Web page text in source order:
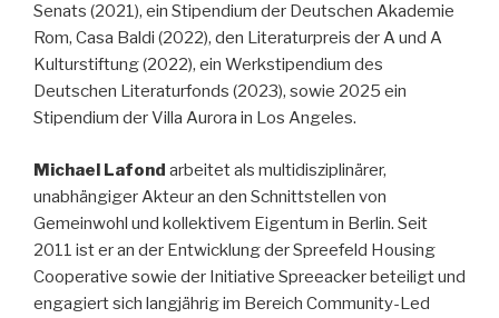
Senats (2021), ein Stipendium der Deutschen Akademie
Rom, Casa Baldi (2022), den Literaturpreis der A und A
Kulturstiftung (2022), ein Werkstipendium des
Deutschen Lit­­eraturfonds (2023), sowie 2025 ein
Stipendium der Villa Aurora in Los Angeles.
Michael Lafond arbeitet als multidisziplinärer,
unabhängiger Akteur an den Schnittstellen von
Gemeinwohl und kollektivem Eigentum in Berlin. Seit
2011 ist er an der Entwicklung der Spreefeld Housing
Cooperative sowie der Initiative Spreeacker beteiligt und
engagiert sich langjährig im Bereich Community-Led